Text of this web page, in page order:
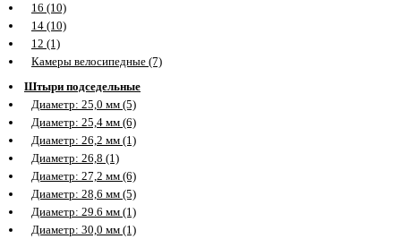
16 (10)
14 (10)
12 (1)
Камеры велосипедные (7)
Штыри подседельные
Диаметр: 25,0 мм (5)
Диаметр: 25,4 мм (6)
Диаметр: 26,2 мм (1)
Диаметр: 26,8 (1)
Диаметр: 27,2 мм (6)
Диаметр: 28,6 мм (5)
Диаметр: 29.6 мм (1)
Диаметр: 30,0 мм (1)